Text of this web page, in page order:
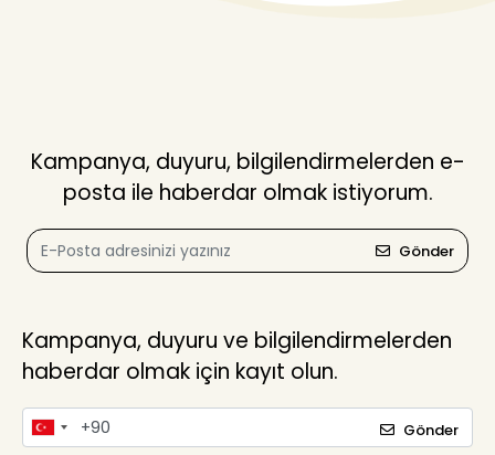
Kampanya, duyuru, bilgilendirmelerden e-
posta ile haberdar olmak istiyorum.
Gönder
Kampanya, duyuru ve bilgilendirmelerden
haberdar olmak için kayıt olun.
Gönder